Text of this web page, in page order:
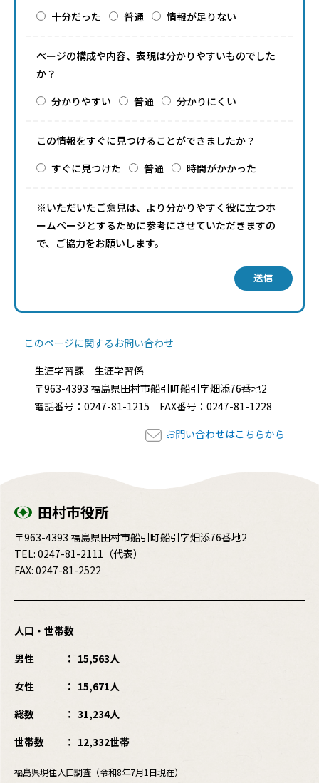
十分だった
普通 情報が足りない
ページの構成や内容、表現は分かりやすいものでした
か？
分かりやすい
普通 分かりにくい
この情報をすぐに見つけることができましたか？
すぐに見つけた
普通 時間がかかった
※いただいたご意見は、より分かりやすく役に立つホ
ームページとするために参考にさせていただきますの
で、ご協力をお願いします。
送信
このページに関するお問い合わせ
生涯学習課 生涯学習係
〒963-4393 福島県田村市船引町船引字畑添76番地2
電話番号：0247-81-1215 FAX番号：0247-81-1228
お問い合わせはこちらから
田村市役所
〒963-4393 福島県田村市船引町船引字畑添76番地2
TEL: 0247-81-2111 （代表）
FAX: 0247-81-2522
人口・世帯数
男性
15,563人
女性
15,671人
総数
31,234人
世帯数
12,332世帯
福島県現住人口調査（令和8年7月1日現在）